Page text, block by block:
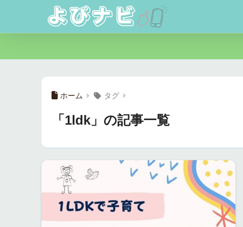
ホーム タグ
「1ldk」の記事一覧